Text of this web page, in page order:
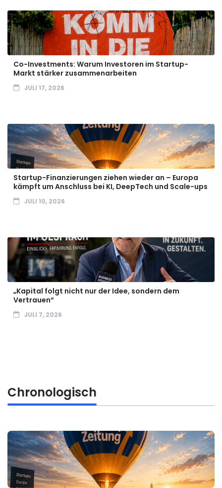
Co-Investments: Warum Investoren im Startup-
Markt stärker zusammenarbeiten
JULI 17, 2026
Startup-Finanzierungen ziehen wieder an – Europa
kämpft um Anschluss bei KI, DeepTech und Scale-ups
JULI 10, 2026
„Kapital folgt nicht nur der Idee, sondern dem
Vertrauen“
JULI 7, 2026
Chronologisch